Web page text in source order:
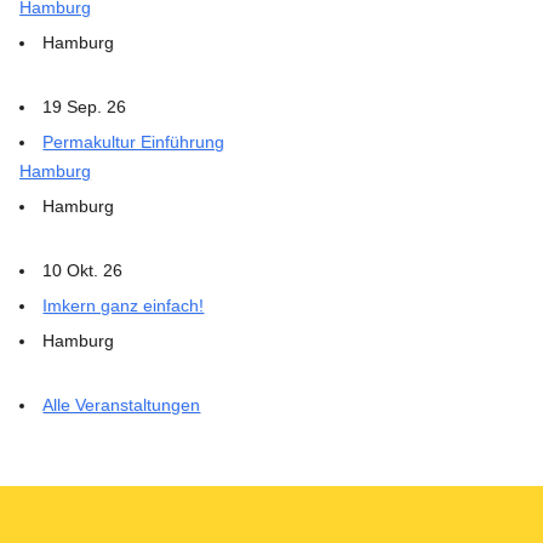
Hamburg
Hamburg
19 Sep. 26
Permakultur Einführung
Hamburg
Hamburg
10 Okt. 26
Imkern ganz einfach!
Hamburg
Alle Veranstaltungen